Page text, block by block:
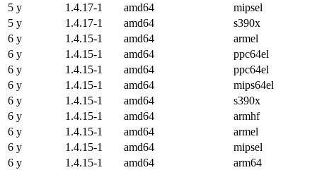
5 y
1.4.17-1 amd64
mipsel
5 y
1.4.17-1 amd64
s390x
6 y
1.4.15-1 amd64
armel
6 y
1.4.15-1 amd64
ppc64el
6 y
1.4.15-1 amd64
ppc64el
6 y
1.4.15-1 amd64
mips64el
6 y
1.4.15-1 amd64
s390x
6 y
1.4.15-1 amd64
armhf
6 y
1.4.15-1 amd64
armel
6 y
1.4.15-1 amd64
mipsel
6 y
1.4.15-1 amd64
arm64